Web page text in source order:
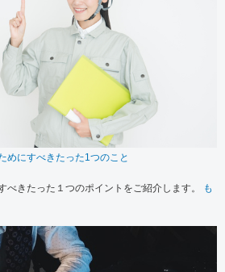
めにすべきたった1つのこと
べきたった１つのポイントをご紹介します。
も